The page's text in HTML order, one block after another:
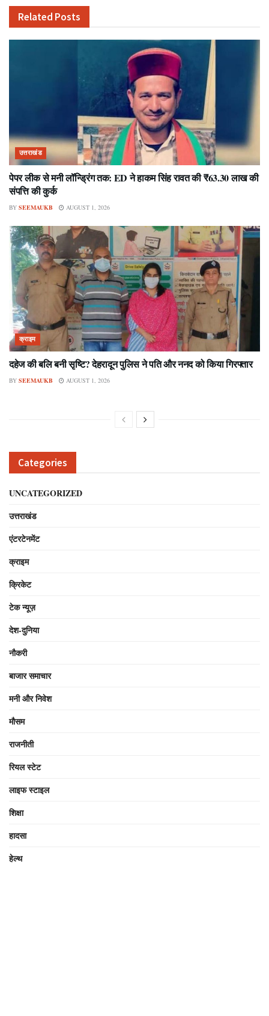
Related Posts
उत्तराखंड
पेपर लीक से मनी लॉन्ड्रिंग तक: ED ने हाकम सिंह रावत की ₹63.30 लाख की
संपत्ति की कुर्क
BY SEEMAUKB AUGUST 1, 2026
क्राइम
दहेज की बलि बनी सृष्टि? देहरादून पुलिस ने पति और ननद को किया गिरफ्तार
BY SEEMAUKB AUGUST 1, 2026
Categories
UNCATEGORIZED
उत्तराखंड
एंटरटेनमेंट
क्राइम
क्रिकेट
टेक न्यूज़
देश-दुनिया
नौकरी
बाजार समाचार
मनी और निवेश
मौसम
राजनीती
रियल स्टेट
लाइफ स्टाइल
शिक्षा
हादसा
हेल्थ